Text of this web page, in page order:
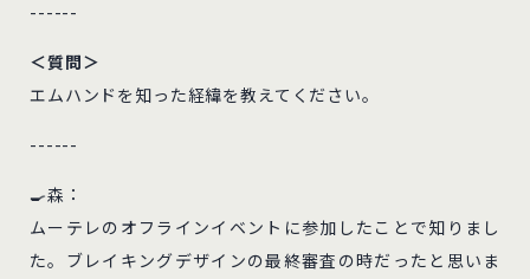
------
＜質問＞
エムハンドを知った経緯を教えてください。
------
🍳森：
ムーテレのオフラインイベントに参加したことで知りまし
た。ブレイキングデザインの最終審査の時だったと思いま